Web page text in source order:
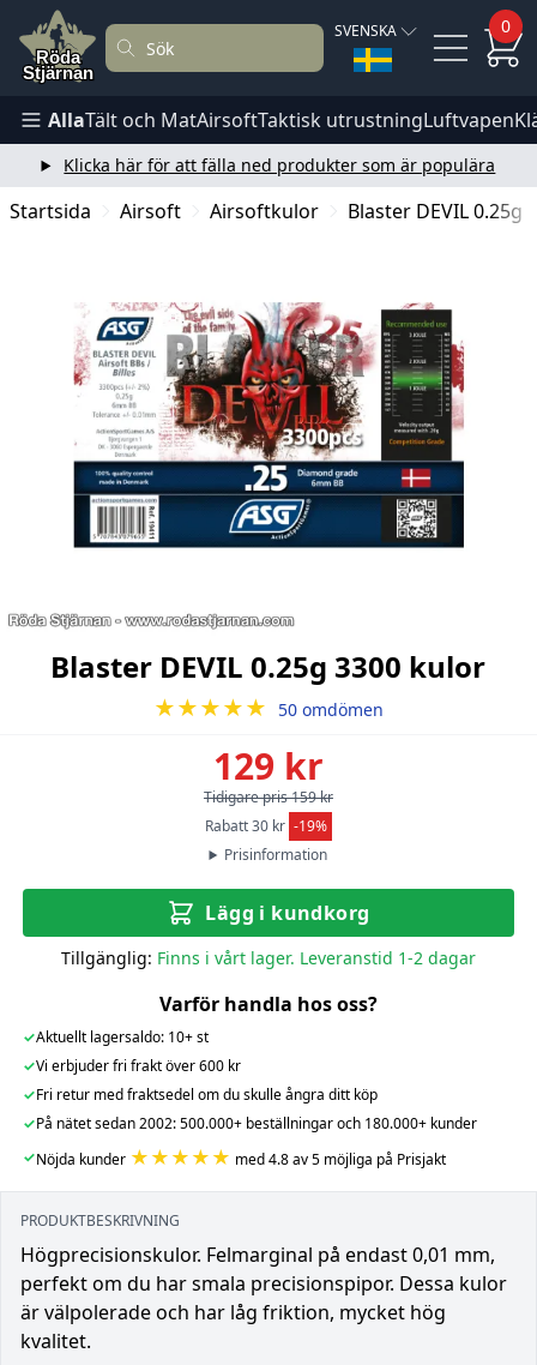
SVENSKA 0
AllaTält och MatAirsoftTaktisk utrustningLuftvapen
Klicka här för att fälla ned produkter som är populära
Startsida Airsoft Airsoftkulor Blaster DEVIL 0.25g
Blaster DEVIL 0.25g 3300 kulor
★★★★★ 50 omdömen
129 kr
Tidigare pris 159 kr
Rabatt 30 kr -19%
Prisinformation
Lägg i kundkorg
Tillgänglig: Finns i vårt lager. Leveranstid 1-2 dagar
Varför handla hos oss?
✓Aktuellt lagersaldo: 10+ st
✓Vi erbjuder fri frakt över 600 kr
✓Fri retur med fraktsedel om du skulle ångra ditt köp
✓På nätet sedan 2002: 500.000+ beställningar och 180.000+ kunder
✓Nöjda kunder ★★★★★ med 4.8 av 5 möjliga på Prisjakt
PRODUKTBESKRIVNING
Högprecisionskulor. Felmarginal på endast 0,01 mm,
perfekt om du har smala precisionspipor. Dessa kulor
är välpolerade och har låg friktion, mycket hög
kvalitet.